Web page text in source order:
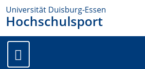
Universität Duisburg-Essen
Hochschulsport